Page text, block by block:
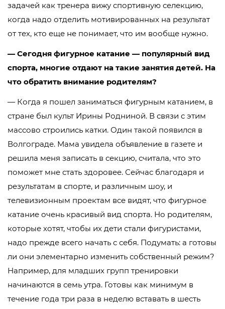
задачей как тренера вижу спортивную селекцию,
когда надо отделить мотивированных на результат
от тех, кто еще не понимает, что им вообще нужно.
— Сегодня фигурное катание — популярный вид
спорта, многие отдают на такие занятия детей. На
что обратить внимание родителям?
— Когда я пошел заниматься фигурным катанием, в
стране был культ Ирины Родниной. В связи с этим
массово строились катки. Один такой появился в
Волгограде. Мама увидела объявление в газете и
решила меня записать в секцию, считала, что это
поможет мне стать здоровее. Сейчас благодаря и
результатам в спорте, и различным шоу, и
телевизионным проектам все видят, что фигурное
катание очень красивый вид спорта. Но родителям,
которые хотят, чтобы их дети стали фигуристами,
надо прежде всего начать с себя. Подумать: а готовы
ли они элементарно изменить собственный режим?
Например, для младших групп тренировки
начинаются в семь утра. Готовы как минимум в
течение года три раза в неделю вставать в шесть